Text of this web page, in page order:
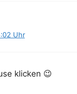
Uhr
klicken 😉